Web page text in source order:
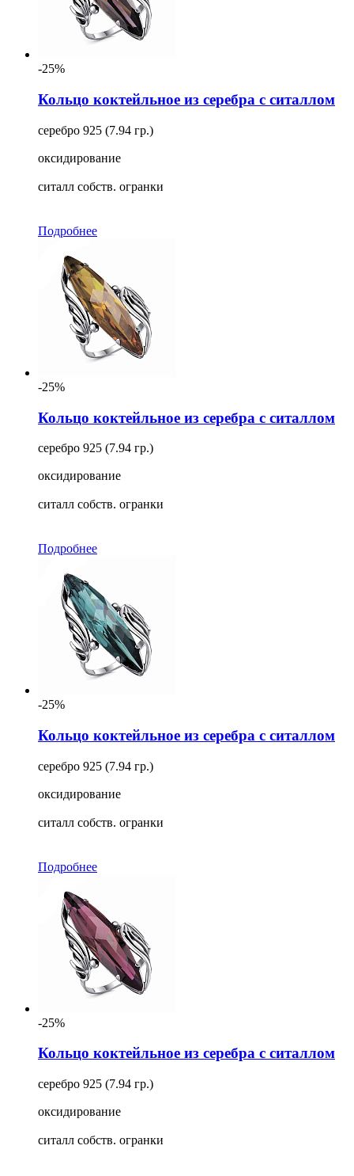
-25%
Кольцо коктейльное из серебра с ситаллом
серебро 925 (7.94 гр.)
оксидирование
ситалл собств. огранки
Подробнее
-25%
Кольцо коктейльное из серебра с ситаллом
серебро 925 (7.94 гр.)
оксидирование
ситалл собств. огранки
Подробнее
-25%
Кольцо коктейльное из серебра с ситаллом
серебро 925 (7.94 гр.)
оксидирование
ситалл собств. огранки
Подробнее
-25%
Кольцо коктейльное из серебра с ситаллом
серебро 925 (7.94 гр.)
оксидирование
ситалл собств. огранки